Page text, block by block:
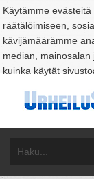
Käytämme
räätälöimiseen,
kävijämäärämme
median, mainosalan
kuinka käytät